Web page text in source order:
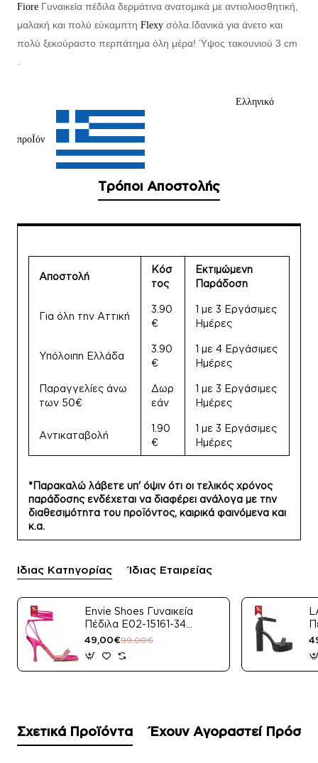
Fiore Γυναικεία πέδιλα δερμάτινα ανατομικά με αντιολιοσθητική,
μαλακή και πολύ εύκαμπτη Flexy σόλα.Ιδανικά για άνετο και
πολύ ξεκούραστο περπάτημα όλη μέρα! Ύψος τακουνιού 3 cm
.
Ελληνικό
προΪόν
Τρόποι Αποστολής
Αποστολή
Κόσ
τος
Εκτιμώμενη
Παράδοση
Για όλη την Αττική
3.90
€
1 με 3 Εργάσιμες
Ημέρες
Υπόλοιπη Ελλάδα
3.90
€
1 με 4 Εργάσιμες
Ημέρες
Παραγγελίες άνω
των 50€
Δωρ
εάν
1 με 3 Εργάσιμες
Ημέρες
Αντικαταβολή
1.90
€
1 με 3 Εργάσιμες
Ημέρες
*Παρακαλώ λάβετε υπ' όψιν ότι οι τελικός χρόνος
παράδοσης ενδέχεται να διαφέρει ανάλογα με την
διαθεσιμότητα του προϊόντος, καιρικά φαινόμενα και
κ.α.
Ίδιας Κατηγορίας Ίδιας Εταιρείας
Envie Shoes Γυναικεία
Πέδιλα E02-15161-34
Μαύρο Satin
49,00€99,00€
Σχετικά Προϊόντα Έχουν Αγοραστεί